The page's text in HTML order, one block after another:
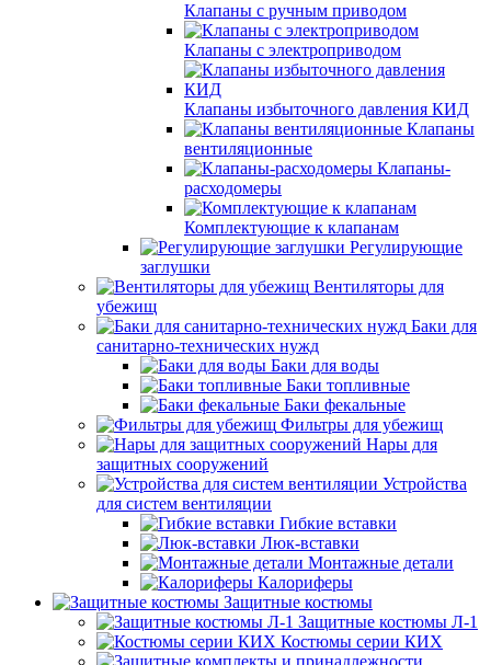
Клапаны с ручным приводом
Клапаны с электроприводом
Клапаны избыточного давления КИД
Клапаны
вентиляционные
Клапаны-
расходомеры
Комплектующие к клапанам
Регулирующие
заглушки
Вентиляторы для
убежищ
Баки для
санитарно-технических нужд
Баки для воды
Баки топливные
Баки фекальные
Фильтры для убежищ
Нары для
защитных сооружений
Устройства
для систем вентиляции
Гибкие вставки
Люк-вставки
Монтажные детали
Калориферы
Защитные костюмы
Защитные костюмы Л-1
Костюмы серии КИХ